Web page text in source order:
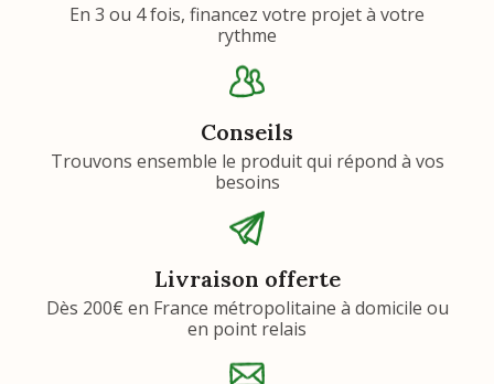
En 3 ou 4 fois, financez votre projet à votre
rythme
Conseils
Trouvons ensemble le produit qui répond à vos
besoins
Livraison offerte
Dès 200€ en France métropolitaine à domicile ou
en point relais